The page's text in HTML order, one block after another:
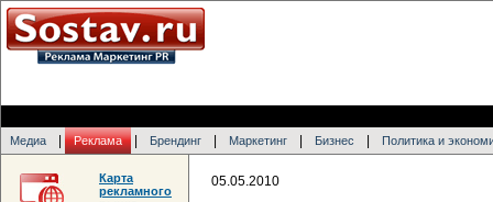
Медиа Реклама Брендинг Маркетинг Бизнес Политика и
05.05.2010
Карта
рекламного